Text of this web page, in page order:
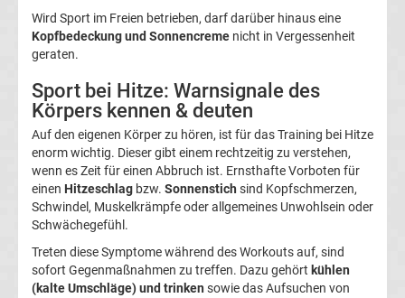
Infos
Eishockey
im
TV
Tabellen
Wird Sport im Freien betrieben, darf darüber hinaus eine
Kopfbedeckung und Sonnencreme nicht in Vergessenheit
geraten.
Sport bei Hitze: Warnsignale des
Körpers kennen & deuten
Auf den eigenen Körper zu hören, ist für das Training bei Hitze
enorm wichtig. Dieser gibt einem rechtzeitig zu verstehen,
wenn es Zeit für einen Abbruch ist. Ernsthafte Vorboten für
einen Hitzeschlag bzw. Sonnenstich sind Kopfschmerzen,
Schwindel, Muskelkrämpfe oder allgemeines Unwohlsein oder
Schwächegefühl.
Treten diese Symptome während des Workouts auf, sind
sofort Gegenmaßnahmen zu treffen. Dazu gehört kühlen
(kalte Umschläge) und trinken sowie das Aufsuchen von